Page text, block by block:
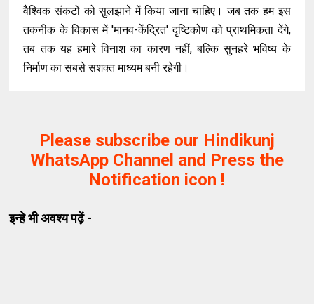
वैश्विक संकटों को सुलझाने में किया जाना चाहिए। जब तक हम इस
तकनीक के विकास में 'मानव-केंद्रित' दृष्टिकोण को प्राथमिकता देंगे,
तब तक यह हमारे विनाश का कारण नहीं, बल्कि सुनहरे भविष्य के
निर्माण का सबसे सशक्त माध्यम बनी रहेगी।
Please subscribe our Hindikunj
WhatsApp Channel and Press the
Notification icon !
इन्हे भी अवश्य पढ़ें -